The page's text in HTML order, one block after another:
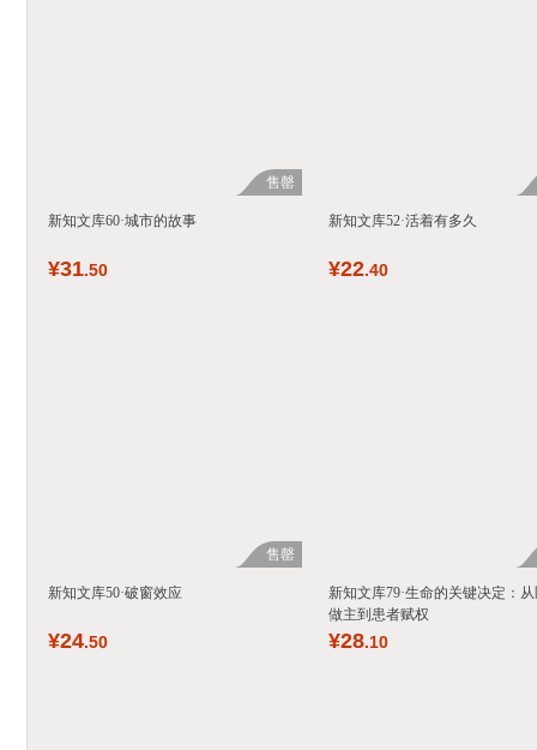
售罄
新知文库60·城市的故事
¥31.50
售罄
新知文库52·活着有多久
¥22.40
新知文库50·破窗效应
¥24.50
新知文库79·生命的关键决定：
做主到患者赋权
¥28.10